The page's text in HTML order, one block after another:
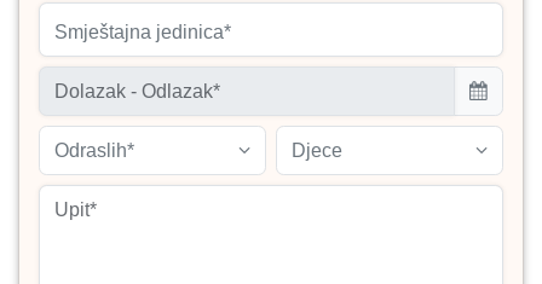
Smještajna jedinica*
Odraslih* Djece